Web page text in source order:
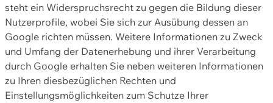
steht ein Widerspruchsrecht zu gegen die Bildung dieser
Nutzerprofile, wobei Sie sich zur Ausübung dessen an
Google richten müssen. Weitere Informationen zu Zweck
und Umfang der Datenerhebung und ihrer Verarbeitung
durch Google erhalten Sie neben weiteren Informationen
zu Ihren diesbezüglichen Rechten und
Einstellungsmöglichkeiten zum Schutze Ihrer